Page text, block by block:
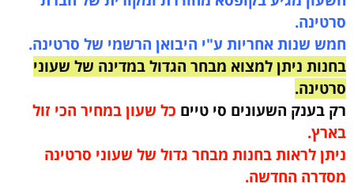
סרטינה.
חמש שנות אחריות ע"י היבואן הרשמי של סרטינה.
בחנות ניתן למצוא מבחר הגדול במדינה של שעוני
סרטינה.
רק בענק השעונים סי טיים כל שעון במחיר הכי זול
בארץ.
ניתן לראות בחנות מבחר גדול של שעוני סרטינה
מסדרה החדשה.